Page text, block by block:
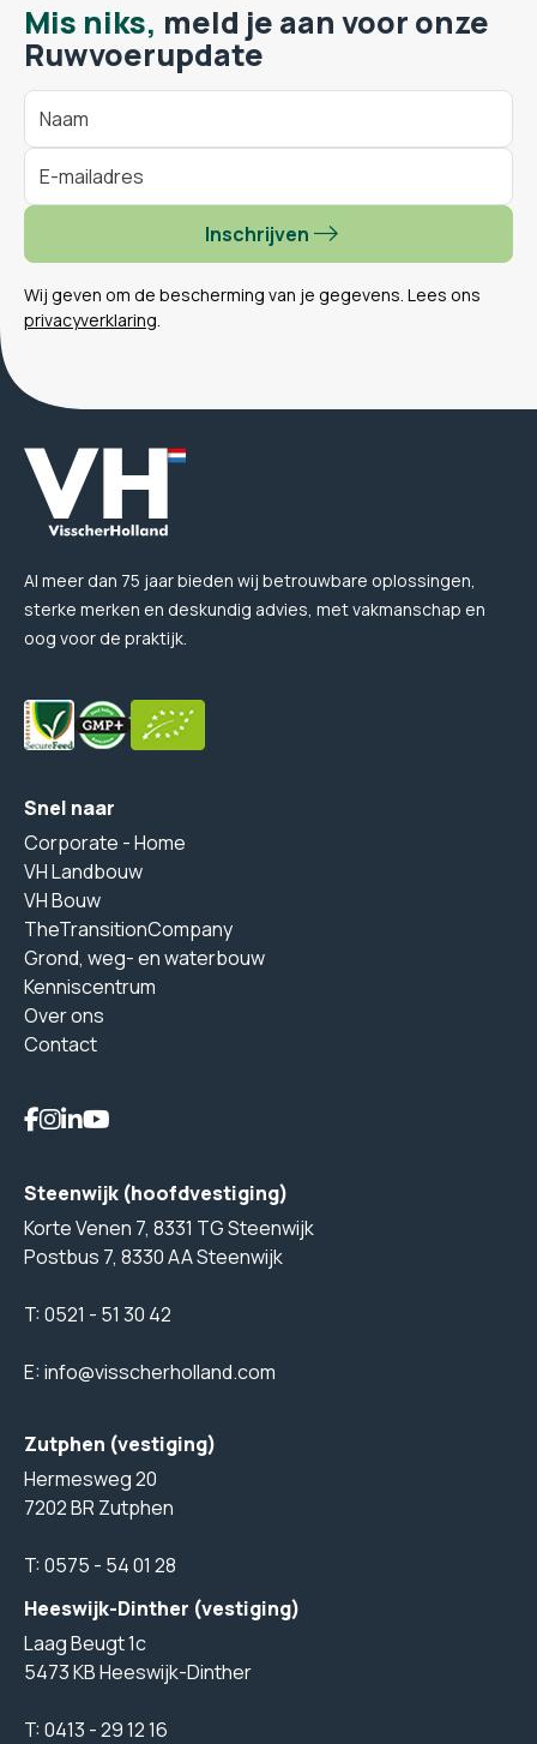
Mis niks, meld je aan voor onze
Ruwvoerupdate
Inschrijven
Wij geven om de bescherming van je gegevens. Lees ons
privacyverklaring.
Al meer dan 75 jaar bieden wij betrouwbare oplossingen,
sterke merken en deskundig advies, met vakmanschap en
oog voor de praktijk.
Snel naar
Corporate - Home
VH Landbouw
VH Bouw
TheTransitionCompany
Grond, weg- en waterbouw
Kenniscentrum
Over ons
Contact
Steenwijk (hoofdvestiging)
Korte Venen 7, 8331 TG Steenwijk
Postbus 7, 8330 AA Steenwijk
T:0521 - 51 30 42
E:info@visscherholland.com
Zutphen (vestiging)
Hermesweg 20
7202 BR Zutphen
T:0575 - 54 01 28
Heeswijk-Dinther (vestiging)
Laag Beugt 1c
5473 KB Heeswijk-Dinther
T:0413 - 29 12 16